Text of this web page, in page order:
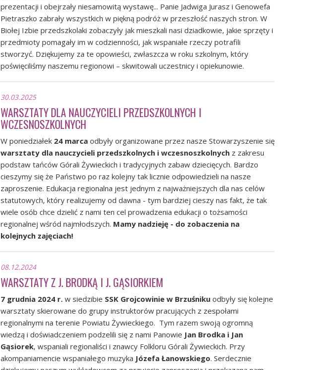
prezentacji i obejrzały niesamowitą wystawę... Panie Jadwiga Jurasz i Genowefa
Pietraszko zabrały wszystkich w piękną podróż w przeszłość naszych stron. W
Biołej Izbie przedszkolaki zobaczyły jak mieszkali nasi dziadkowie, jakie sprzęty i
przedmioty pomagały im w codzienności, jak wspaniałe rzeczy potrafili
stworzyć. Dziękujemy za te opowieści, zwłaszcza w roku szkolnym, który
poświęciliśmy naszemu regionowi – skwitowali uczestnicy i opiekunowie.
30.03.2025
WARSZTATY DLA NAUCZYCIELI PRZEDSZKOLNYCH I
WCZESNOSZKOLNYCH
W poniedziałek 24 marca odbyły organizowane przez nasze Stowarzyszenie się
warsztaty dla nauczycieli przedszkolnych i wczesnoszkolnych z zakresu
podstaw tańców Górali Żywieckich i tradycyjnych zabaw dziecięcych. Bardzo
cieszymy się że Państwo po raz kolejny tak licznie odpowiedzieli na nasze
zaproszenie. Edukacja regionalna jest jednym z najważniejszych dla nas celów
statutowych, który realizujemy od dawna - tym bardziej cieszy nas fakt, że tak
wiele osób chce dzielić z nami ten cel prowadzenia edukacji o tożsamości
regionalnej wśród najmłodszych. Mamy nadzieję - do zobaczenia na
kolejnych zajęciach!
08.12.2024
WARSZTATY Z J. BRODKĄ I J. GĄSIORKIEM
7 grudnia 2024 r. w siedzibie SSK Grojcowinie w Brzuśniku odbyły się kolejne
warsztaty skierowane do grupy instruktorów pracujących z zespołami
regionalnymi na terenie Powiatu Żywieckiego. Tym razem swoją ogromną
wiedzą i doświadczeniem podzelili się z nami Panowie Jan Brodka i Jan
Gąsiorek, wspaniali regionaliści i znawcy Folkloru Górali Żywieckich. Przy
akompaniamencie wspaniałego muzyka Józefa Łanowskiego. Serdecznie